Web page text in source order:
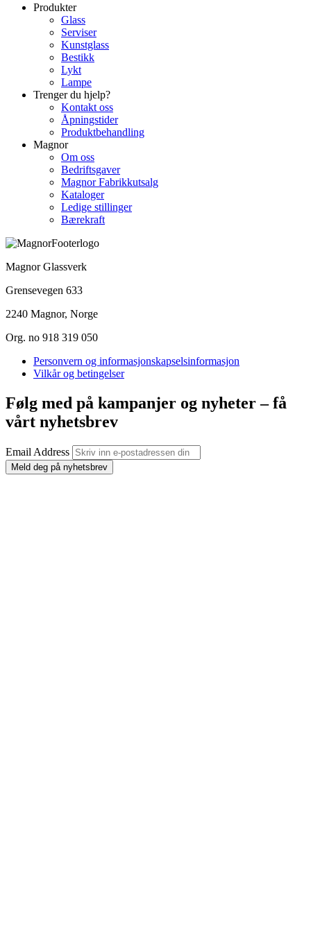
Produkter
Glass
Serviser
Kunstglass
Bestikk
Lykt
Lampe
Trenger du hjelp?
Kontakt oss
Åpningstider
Produktbehandling
Magnor
Om oss
Bedriftsgaver
Magnor Fabrikkutsalg
Kataloger
Ledige stillinger
Bærekraft
Magnor Glassverk
Grensevegen 633
2240 Magnor, Norge
Org. no 918 319 050
Personvern og informasjonskapselsinformasjon
Vilkår og betingelser
Følg med på kampanjer og nyheter – få
vårt nyhetsbrev
Email Address
Meld deg på nyhetsbrev